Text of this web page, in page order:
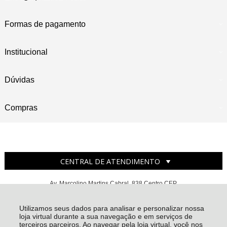
Utilizamos seus dados para analisar e personalizar nossa
loja virtual durante a sua navegação e em serviços de
terceiros parceiros. Ao navegar pela loja virtual, você nos
Formas de pagamento
Institucional
Dúvidas
Compras
CENTRAL DE ATENDIMENTO
Av. Marcolino Martins Cabral, 838 Centro CEP
POLISSPORT ARTIGOS ESPORTIVOS EIRELI - ME - CNPJ: 24.879.053/0001-92
Todos os direitos reservados-Polissport - 2026